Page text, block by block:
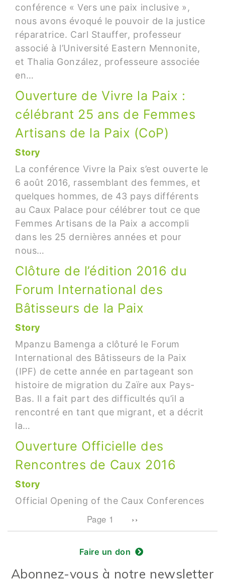
conférence « Vers une paix inclusive »,
nous avons évoqué le pouvoir de la justice
réparatrice. Carl Stauffer, professeur
associé à l’Université Eastern Mennonite,
et Thalia González, professeure associée
en…
Ouverture de Vivre la Paix :
célébrant 25 ans de Femmes
Artisans de la Paix (CoP)
Story
La conférence Vivre la Paix s’est ouverte le
6 août 2016, rassemblant des femmes, et
quelques hommes, de 43 pays différents
au Caux Palace pour célébrer tout ce que
Femmes Artisans de la Paix a accompli
dans les 25 dernières années et pour
nous…
Clôture de l’édition 2016 du
Forum International des
Bâtisseurs de la Paix
Story
Mpanzu Bamenga a clôturé le Forum
International des Bâtisseurs de la Paix
(IPF) de cette année en partageant son
histoire de migration du Zaïre aux Pays-
Bas. Il a fait part des difficultés qu’il a
rencontré en tant que migrant, et a décrit
la…
Ouverture Officielle des
Rencontres de Caux 2016
Story
Official Opening of the Caux Conferences
Page 1 Next page
››
Faire un don
Abonnez-vous à notre newsletter